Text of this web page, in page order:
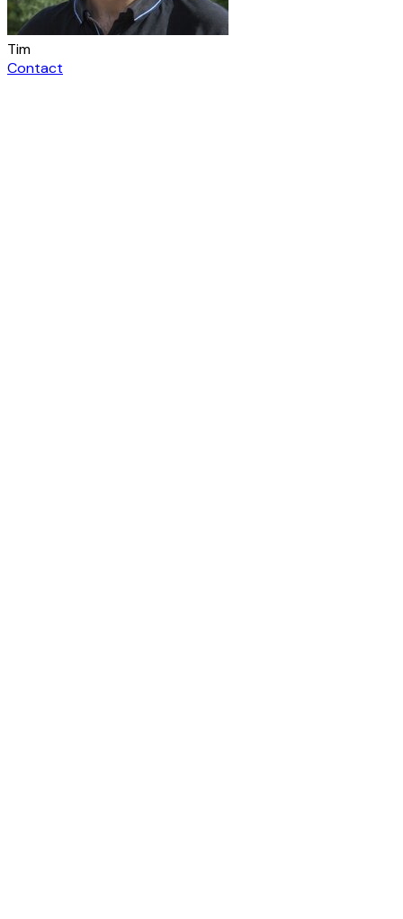
Tim
Contact